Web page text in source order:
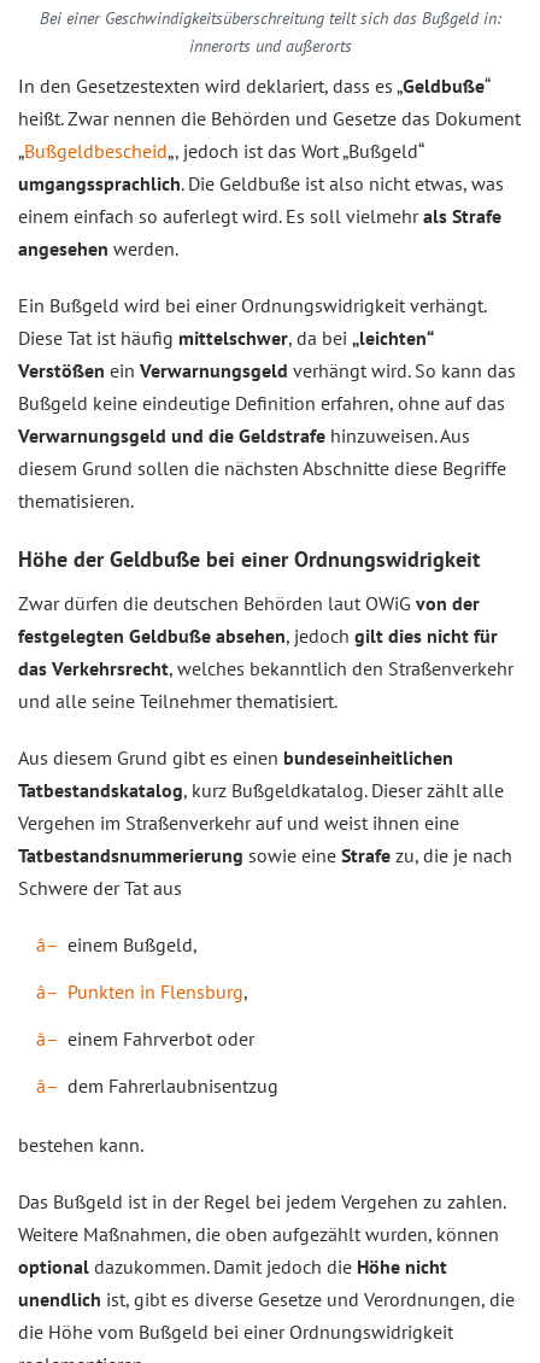
Bei einer Geschwindigkeitsüberschreitung teilt sich das Bußgeld in:
innerorts und außerorts
In den Gesetzestexten wird deklariert, dass es „Geldbuße“
heißt. Zwar nennen die Behörden und Gesetze das Dokument
„Bußgeldbescheid„, jedoch ist das Wort „Bußgeld“
umgangssprachlich. Die Geldbuße ist also nicht etwas, was
einem einfach so auferlegt wird. Es soll vielmehrals Strafe
angesehen werden.
Ein Bußgeld wird bei einer Ordnungswidrigkeit verhängt.
Diese Tat ist häufig mittelschwer, da bei „leichten“
Verstößen ein Verwarnungsgeld verhängt wird. So kann das
Bußgeld keine eindeutige Definition erfahren, ohne auf das
Verwarnungsgeld und die Geldstrafe hinzuweisen. Aus
diesem Grund sollen die nächsten Abschnitte diese Begriffe
thematisieren.
Höhe der Geldbuße bei einer Ordnungswidrigkeit
Zwar dürfen die deutschen Behörden laut OWiG von der
festgelegten Geldbuße absehen, jedoch gilt dies nicht für
das Verkehrsrecht, welches bekanntlich den Straßenverkehr
und alle seine Teilnehmer thematisiert.
Aus diesem Grund gibt es einen bundeseinheitlichen
Tatbestandskatalog, kurz Bußgeldkatalog. Dieser zählt alle
Vergehen im Straßenverkehr auf und weist ihnen eine
Tatbestandsnummerierung sowie eine Strafe zu, die je nach
Schwere der Tat aus
einem Bußgeld,
Punkten in Flensburg,
einem Fahrverbot oder
dem Fahrerlaubnisentzug
bestehen kann.
Das Bußgeld ist in der Regel bei jedem Vergehen zu zahlen.
Weitere Maßnahmen, die oben aufgezählt wurden, können
optional dazukommen. Damit jedoch die Höhe nicht
unendlich ist, gibt es diverse Gesetze und Verordnungen, die
die Höhe vom Bußgeld bei einer Ordnungswidrigkeit